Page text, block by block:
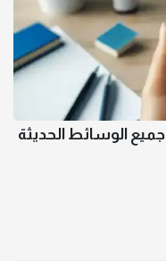
الوسائط الحديثة